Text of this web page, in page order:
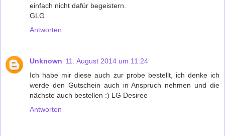
einfach nicht dafür begeistern.
GLG
Antworten
Unknown 11. August 2014 um 11:24
Ich habe mir diese auch zur probe bestellt, ich denke ich
werde den Gutschein auch in Anspruch nehmen und die
nächste auch bestellen :) LG Desiree
Antworten